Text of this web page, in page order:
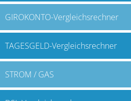
GIROKONTO-Vergleichsrechner
TAGESGELD-Vergleichsrechner
STROM / GAS